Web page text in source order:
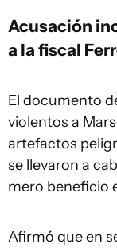
Acusación
a la fiscal
El documento
violentos a
artefactos
se llevaron a
mero beneficio
Afirmó que en